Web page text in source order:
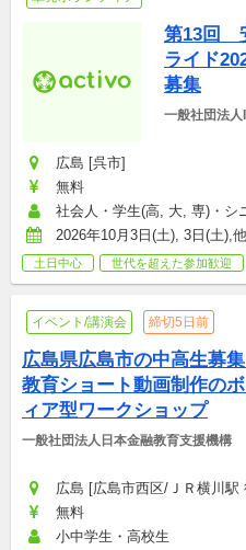
第13回　
ライド
募集
一般社団法
広島 [呉市]
無料
社会人・学生(高, 大, 専)・シ
2026年10月3日(土), 3日(土),
土日中心 世代を超えた参加歓迎
イベント/講演会 締切5日前
広島県広島市の中高生募
教育ショート動画制作の
ィア型ワークショップ
一般社団法人日本金融教育支援機構
広島 [広島市西区/ＪＲ横川駅
無料
小中学生・高校生